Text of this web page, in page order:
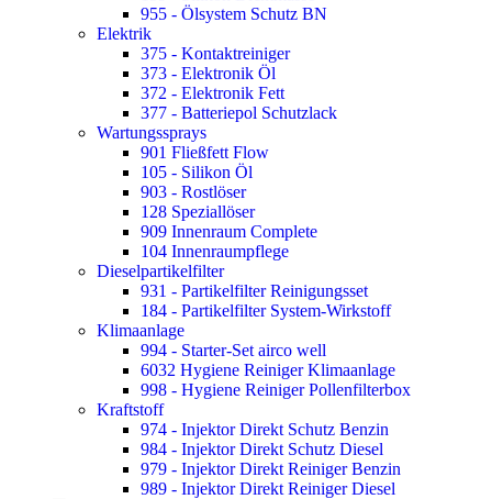
955 - Ölsystem Schutz BN
Elektrik
375 - Kontaktreiniger
373 - Elektronik Öl
372 - Elektronik Fett
377 - Batteriepol Schutzlack
Wartungssprays
901 Fließfett Flow
105 - Silikon Öl
903 - Rostlöser
128 Speziallöser
909 Innenraum Complete
104 Innenraumpflege
Dieselpartikelfilter
931 - Partikelfilter Reinigungsset
184 - Partikelfilter System-Wirkstoff
Klimaanlage
994 - Starter-Set airco well
6032 Hygiene Reiniger Klimaanlage
998 - Hygiene Reiniger Pollenfilterbox
Kraftstoff
974 - Injektor Direkt Schutz Benzin
984 - Injektor Direkt Schutz Diesel
979 - Injektor Direkt Reiniger Benzin
989 - Injektor Direkt Reiniger Diesel